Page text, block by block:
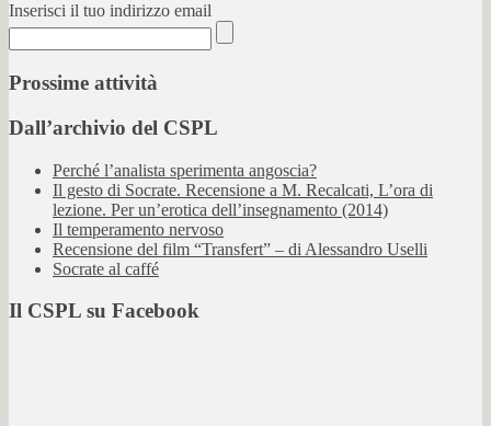
Inserisci il tuo indirizzo email
Prossime attività
Dall’archivio del CSPL
Perché l’analista sperimenta angoscia?
Il gesto di Socrate. Recensione a M. Recalcati, L’ora di
lezione. Per un’erotica dell’insegnamento (2014)
Il temperamento nervoso
Recensione del film “Transfert” – di Alessandro Uselli
Socrate al caffé
Il CSPL su Facebook